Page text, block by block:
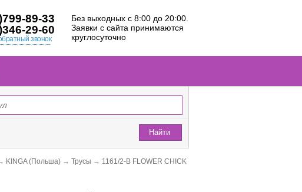
89-33
29-60
звонок
Без выходных с 8:00 до 20:00.
Заявки с сайта принимаются
круглосуточно
Найти
KINGA (Польша) → Трусы → 1161/2-B FLOWER CHICK